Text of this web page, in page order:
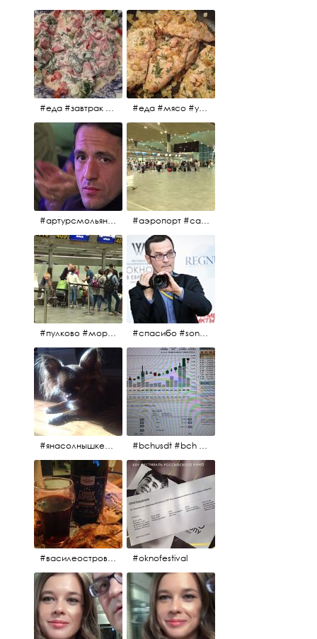
#еда #завтрак #витамины #помидоры #укроп #огурцы #сметана #салат #еда #мясо #утро #завтрак #едакакисточниквдохновения
#артурсмольянинов @melnikovadsh #artursmolyaninov #аэропорт #санктпетербург #пулково #мореморе #моремолнцепесок #дваночи
#пулково #море #песок #лето #морепесоксолнце #дваночи #спасибо #sony #nikon #oknofestivsl @alex_kurov #aplgallery
#янасолнышкележу #янасолнышкогляжу #чихуахуа #bchusdt #bch #usdt #sell #buy #exchange #markets #bitcoincash #cryptocurrency #pump
#василеостровское #синяяборода #пиво #пивовобла #вобла #рыба #oknofestival